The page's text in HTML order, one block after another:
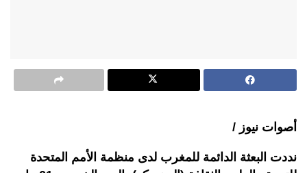
أصوات نيوز /
نددت البعثة الدائمة للمغرب لدى منظمة الأمم المتحدة